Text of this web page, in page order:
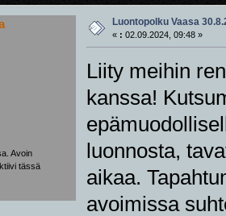
Avoin
tässä
Luontopolku Vaasa
« : 02.09.2024, 09:48 »
Liity meihin
kanssa!
luonnosta,
aikaa.
avoimissa